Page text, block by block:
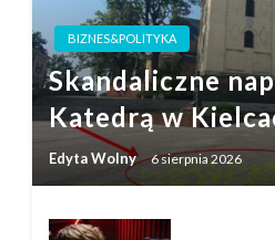
BIZNES&POLITYKA
Skandaliczne
Katedrą w
Edyta Wolny 6 sierpnia 2026